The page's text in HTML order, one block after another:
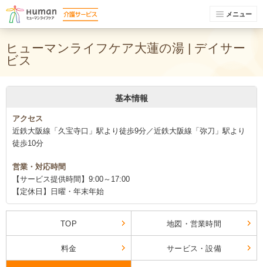
メニュー
ヒューマンライフケア大蓮の湯 | デイサー
ビス
基本情報
アクセス
近鉄大阪線「久宝寺口」駅より徒歩9分／近鉄大阪線「弥刀」駅より
徒歩10分
営業・対応時間
【サービス提供時間】9:00～17:00
【定休日】日曜・年末年始
TOP 地図・営業時間
料金 サービス・設備